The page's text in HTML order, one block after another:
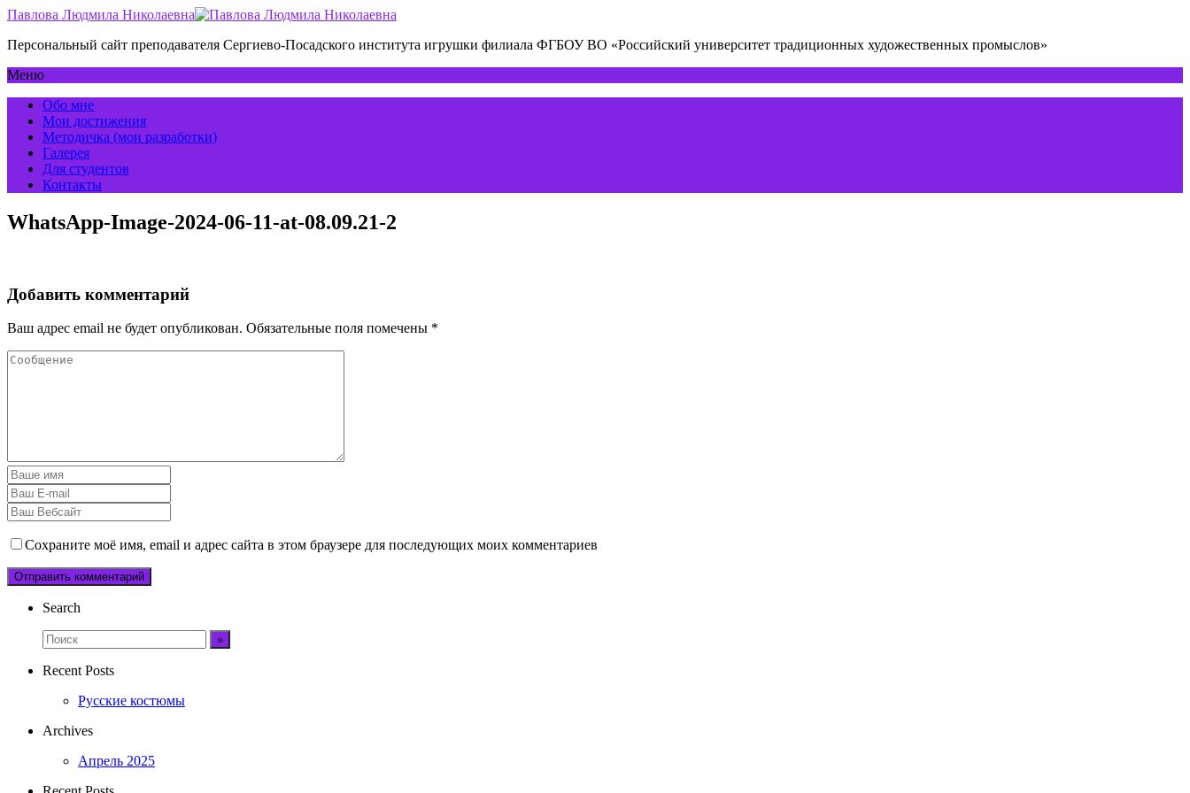
Павлова Людмила Николаевна
Персональный сайт преподавателя Сергиево-Посадского института игрушки филиала ФГБОУ ВО «Российский университет традиционных художественных промыслов»
Меню
Обо мне
Мои достижения
Методичка (мои разработки)
Галерея
Для студентов
Контакты
WhatsApp-Image-2024-06-11-at-08.09.21-2
Добавить комментарий
Ваш адрес email не будет опубликован. Обязательные поля помечены *
Сохраните моё имя, email и адрес сайта в этом браузере для последующих моих комментариев
Search
Recent Posts
Русские костюмы
Archives
Апрель 2025